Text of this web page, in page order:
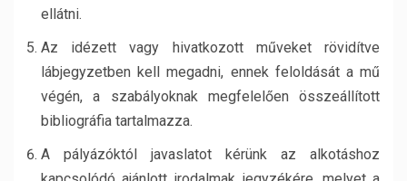
ellátni.
Az idézett vagy hivatkozott műveket rövidítve
lábjegyzetben kell megadni, ennek feloldását a mű
végén, a szabályoknak megfelelően összeállított
bibliográfia tartalmazza.
A pályázóktól javaslatot kérünk az alkotáshoz